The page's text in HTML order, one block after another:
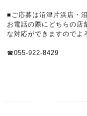
■ご応募は沼津片浜店・
お電話の際にどちらの店
な対応ができますのでよ
☎055-922-8429